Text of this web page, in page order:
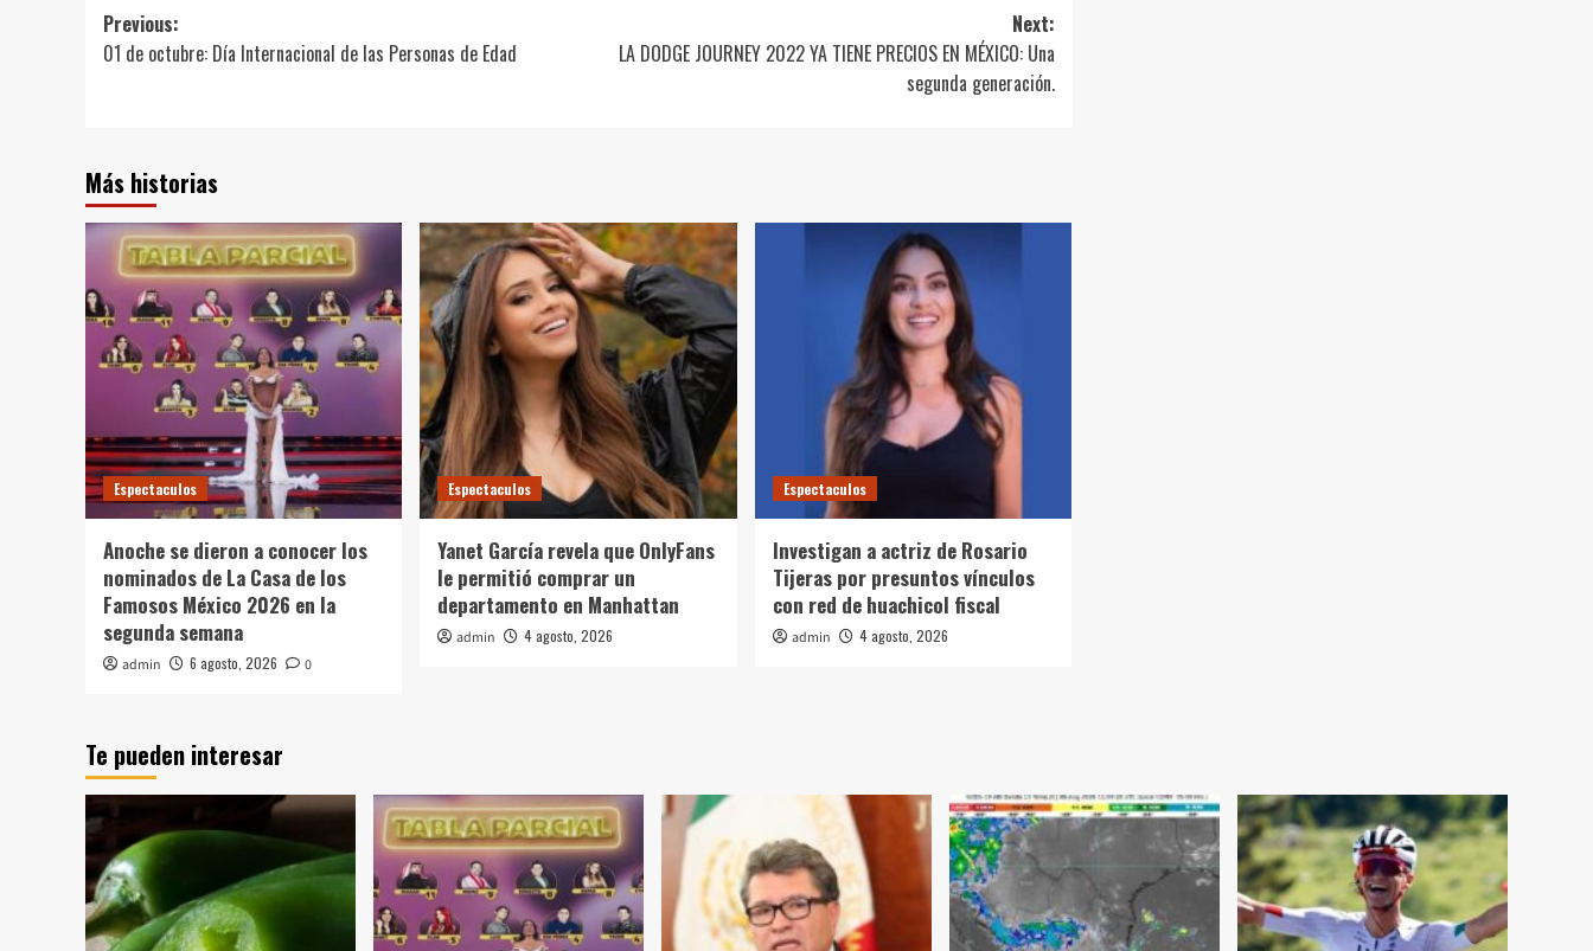
Post
navigation
Previous:
01 de octubre: Día Internacional de las Personas de Edad
Next:
LA DODGE JOURNEY 2022 YA TIENE PRECIOS EN MÉXICO: Una
segunda generación.
Más historias
Espectaculos
Anoche se dieron a conocer los
nominados de La Casa de los
Famosos México 2026 en la
segunda semana
admin 6 agosto, 2026 0
Espectaculos
Yanet García revela que OnlyFans
le permitió comprar un
departamento en Manhattan
admin 4 agosto, 2026
Espectaculos
Investigan a actriz de Rosario
Tijeras por presuntos vínculos
con red de huachicol fiscal
admin 4 agosto, 2026
Te pueden interesar